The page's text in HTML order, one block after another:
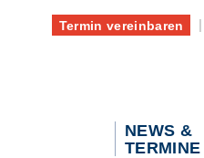
Termin vereinbaren |
NEWS &
TERMINE